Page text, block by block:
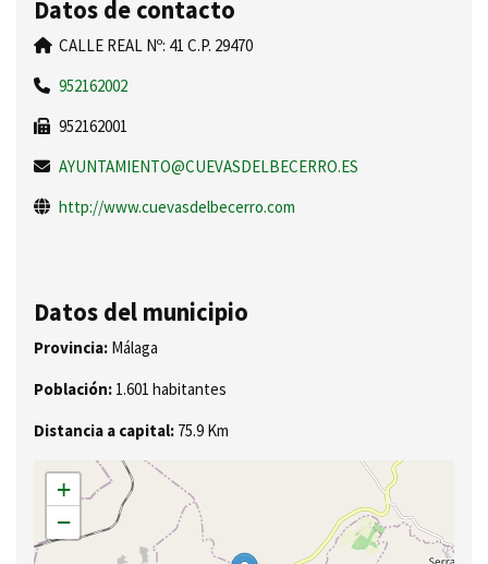
Datos de contacto
CALLE REAL Nº: 41 C.P. 29470
952162002
952162001
AYUNTAMIENTO@CUEVASDELBECERRO.ES
http://www.cuevasdelbecerro.com
Datos del municipio
Provincia: Málaga
Población: 1.601 habitantes
Distancia a capital: 75.9 Km
+
−